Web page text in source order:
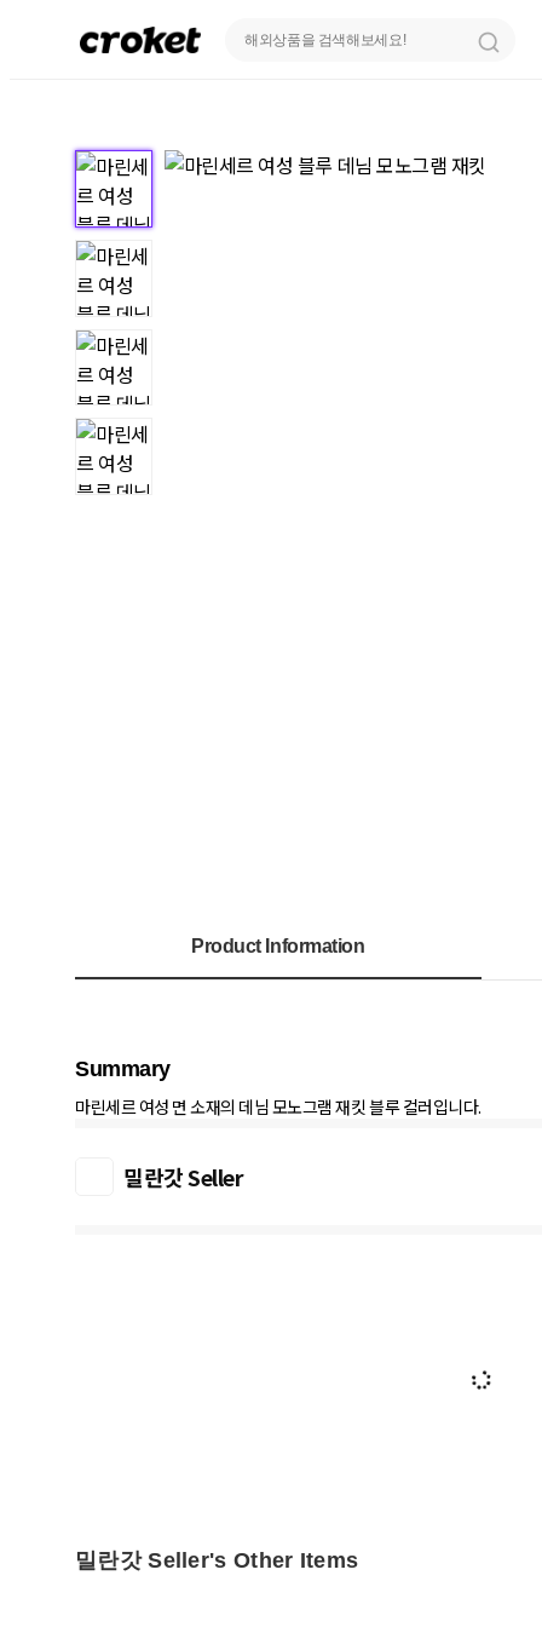
Product Information
Summary
마린세르 여성 면 소재의 데님 모노그램 재킷 블루 컬러입니다.
밀란갓 Seller
밀란갓 Seller's Other Items